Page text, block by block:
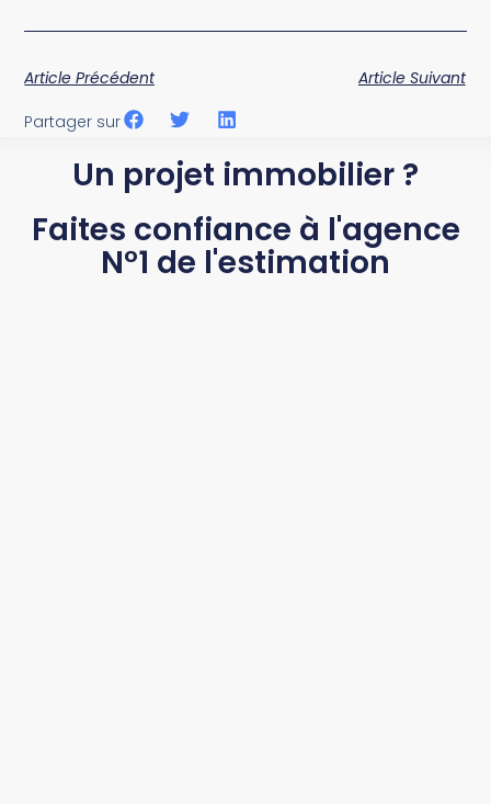
Article Précédent Article Suivant
Partager sur
Un projet immobilier ?
Faites confiance à l'agence
N°1 de l'estimation